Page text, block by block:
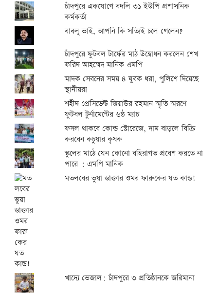
চাঁদপুরে একযোগে বদলি ৩১ ইউপি প্রশাসনিক
কর্মকর্তা
বাবলু ভাই, আপনি কি সত্যিই চলে গেলেন?
চাঁদপুরে ফুটবল টার্ফের মাঠ উদ্বোধন করলেন শেখ
ফরিদ আহম্মেদ মানিক এমপি
মাদক সেবনের সময় ৪ যুবক ধরা, পুলিশে দিয়েছে
স্থানীয়রা
শহীদ প্রেসিডেন্ট জিয়াউর রহমান স্মৃতি স্মরণে
ফুটবল টুর্নামেন্টের ৬ষ্ঠ ম্যাচ
ফসল থাকবে কোল্ড স্টোরেজে, দাম বাড়লে বিক্রি
করবেন কচুয়ার কৃষক
স্কুলের মাঠে যেন কোনো বহিরাগত প্রবেশ করতে না
পারে : এমপি মানিক
মতলবের ভুয়া ডাক্তার ওমর ফারুকের যত কান্ড!
খাদ্যে ভেজাল: চাঁদপুরে ৩ প্রতিষ্ঠানকে জরিমানা